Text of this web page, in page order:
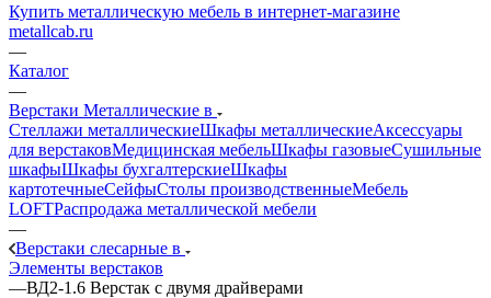
Купить металлическую мебель в интернет-магазине
metallcab.ru
—
Каталог
—
Верстаки Металлические в
Стеллажи металлическиеШкафы металлическиеАксессуары
для верстаковМедицинская мебельШкафы газовыеСушильные
шкафыШкафы бухгалтерскиеШкафы
картотечныеСейфыСтолы производственныеМебель
LOFTРаспродажа металлической мебели
—
Верстаки слесарные в
Элементы верстаков
—ВД2-1.6 Верстак с двумя драйверами